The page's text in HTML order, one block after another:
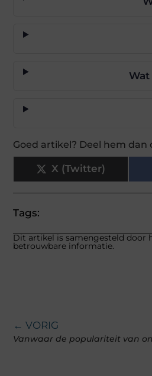
Goed artikel? Deel hem dan
X (Twitter)
Tags:
Dit artikel is samengesteld door
betrouwbare informatie.
← VORIG
Vanwaar de populariteit van